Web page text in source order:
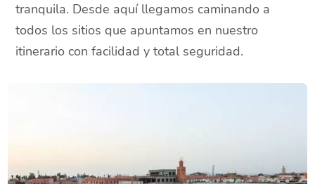
tranquila. Desde aquí llegamos caminando a
todos los sitios que apuntamos en nuestro
itinerario con facilidad y total seguridad.